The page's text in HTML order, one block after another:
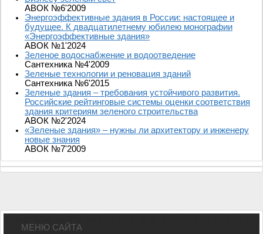
АВОК №6'2009
Энергоэффективные здания в России: настоящее и
будущее. К двадцатилетнему юбилею монографии
«Энергоэффективные здания»
АВОК №1'2024
Зеленое водоснабжение и водоотведение
Сантехника №4'2009
Зеленые технологии и реновация зданий
Сантехника №6'2015
Зеленые здания – требования устойчивого развития.
Российские рейтинговые системы оценки соответствия
здания критериям зеленого строительства
АВОК №2'2024
«Зеленые здания» – нужны ли архитектору и инженеру
новые знания
АВОК №7'2009
МЕНЮ САЙТА